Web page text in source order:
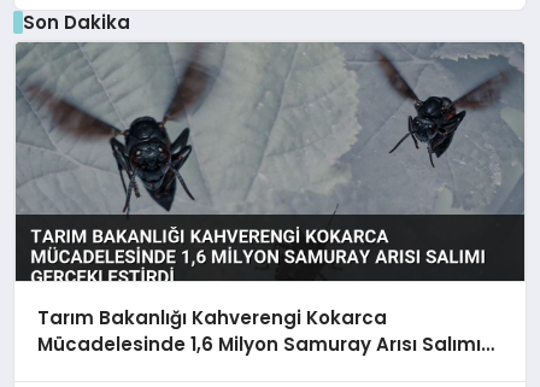
Son Dakika
Tarım Bakanlığı Kahverengi Kokarca
Mücadelesinde 1,6 Milyon Samuray Arısı Salımı